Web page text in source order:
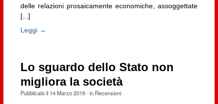
delle relazioni prosaicamente economiche, assoggettate
[...]
Leggi →
Lo sguardo dello Stato non
migliora la società
Pubblicato il 14 Marzo 2019· in Recensioni·